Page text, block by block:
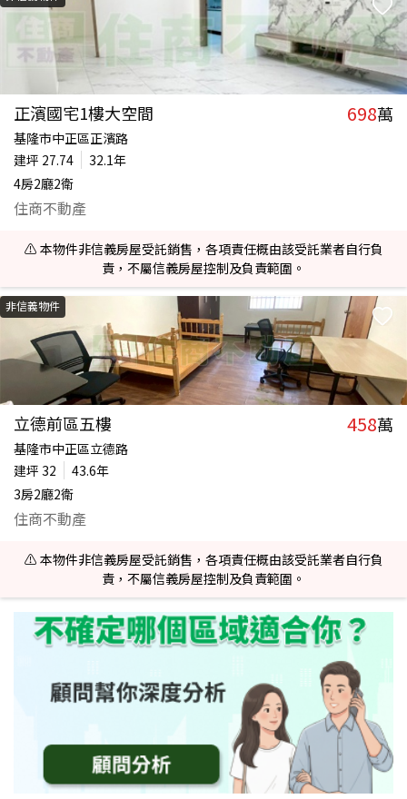
正濱國宅1樓大空間 698萬
基隆市中正區正濱路
建坪 27.74
32.1年
4房2廳2衛
住商不動產
⚠️ 本物件非信義房屋受託銷售，各項責任概由該受託業者自行負
責，不屬信義房屋控制及負責範圍。
非信義物件
立德前區五樓 458萬
基隆市中正區立德路
建坪 32
43.6年
3房2廳2衛
住商不動產
⚠️ 本物件非信義房屋受託銷售，各項責任概由該受託業者自行負
責，不屬信義房屋控制及負責範圍。